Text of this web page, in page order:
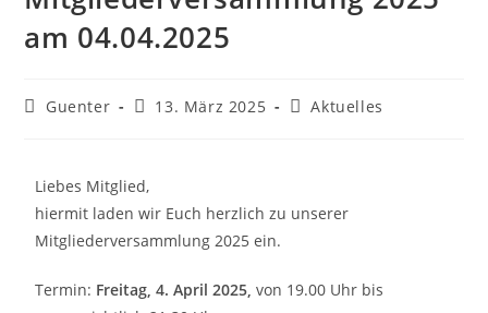
am 04.04.2025
Guenter 13. März 2025 Aktuelles
Liebes Mitglied,
hiermit laden wir Euch herzlich zu unserer
Mitgliederversammlung 2025 ein.
Termin: Freitag, 4. April 2025,von 19.00 Uhr bis